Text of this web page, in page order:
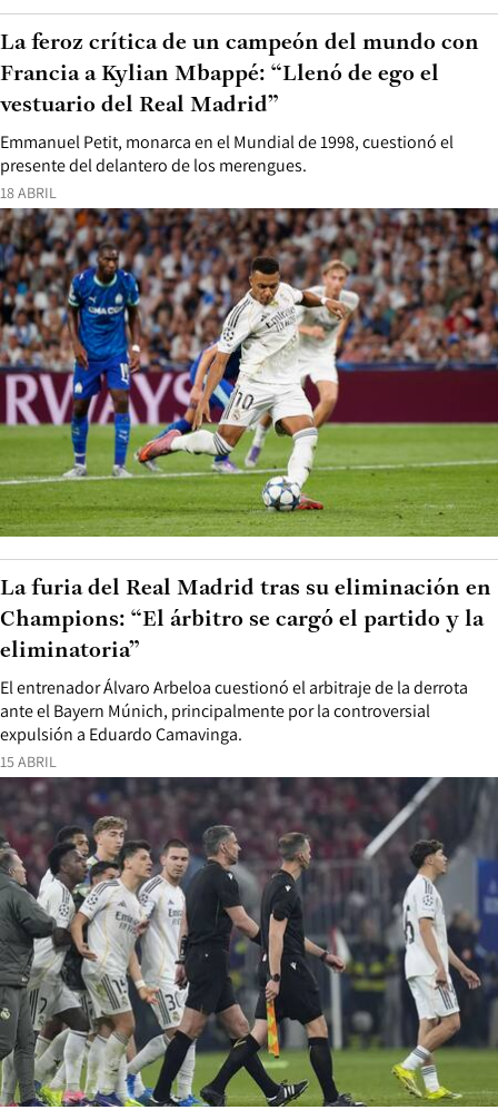
18 ABRIL
Emmanuel Petit, monarca en el Mundial de 1998, cuestionó el
presente del delantero de los merengues.
La feroz crítica de un campeón del mundo con
Francia a Kylian Mbappé: “Llenó de ego el
vestuario del Real Madrid”
15 ABRIL
El entrenador Álvaro Arbeloa cuestionó el arbitraje de la derrota
ante el Bayern Múnich, principalmente por la controversial
expulsión a Eduardo Camavinga.
La furia del Real Madrid tras su eliminación en
Champions: “El árbitro se cargó el partido y la
eliminatoria”